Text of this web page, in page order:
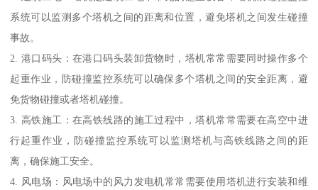
系统可以监测多个塔机之间的距离和位置，避免塔机之间发生碰撞
事故。
2. 港口码头：在港口码头装卸货物时，塔机常常需要同时操作多个
起重作业，防碰撞监控系统可以确保多个塔机之间的安全距离，避
免货物碰撞或者塔机碰撞。
3. 高铁施工：在高铁线路的施工过程中，塔机常常需要在高空中进
行起重作业，防碰撞监控系统可以监测塔机与高铁线路之间的距
离，确保施工安全。
4. 风电场：风电场中的风力发电机常常需要使用塔机进行安装和维